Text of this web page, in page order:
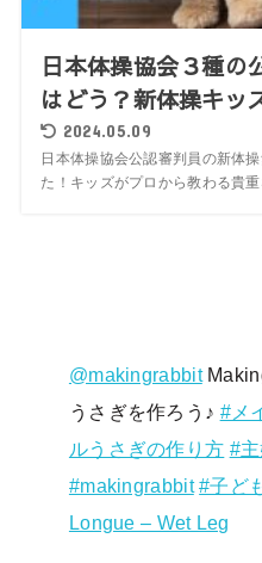
日本体操協会３種の
はどう？新体操キッ
2024.05.09
日本体操協会公認審判員の新体
た！キッズがプロから教わる貴重
@makingrabbit
うさぎを作ろう♪ #メ
ルうさぎの作り方 #
#makingrabbit #子ど
Longue – Wet Leg